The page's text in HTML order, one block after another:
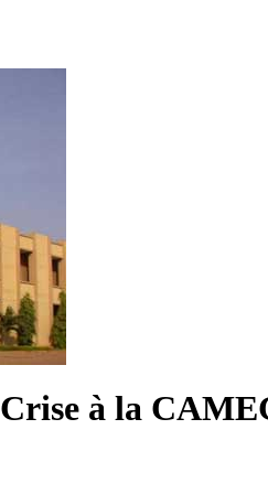
Crise à la